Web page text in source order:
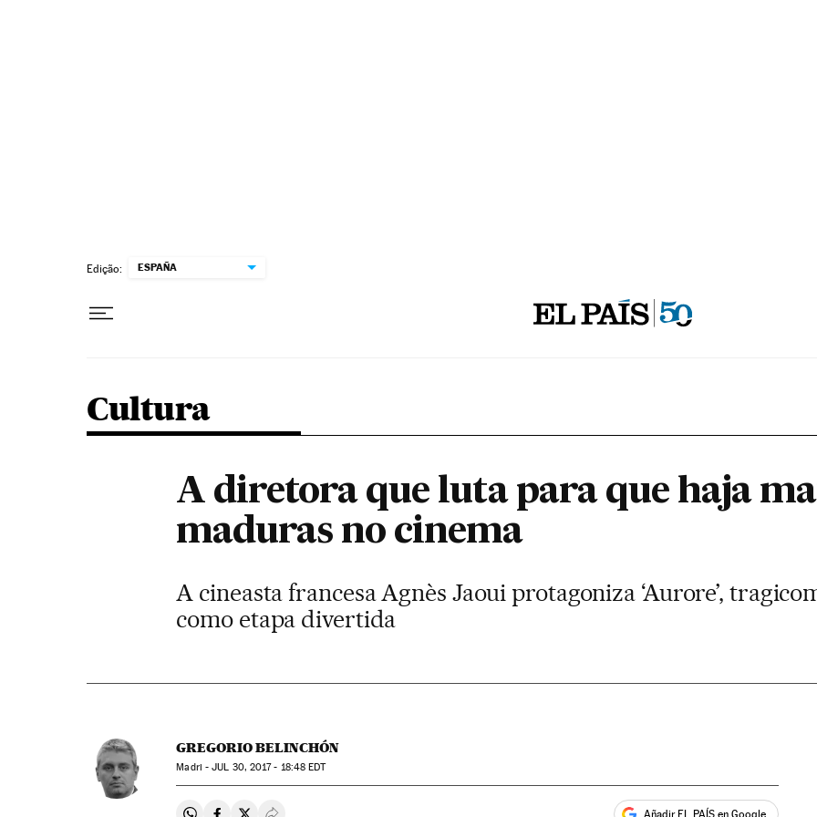
Edição: ESPAÑA
Cultura
A diretora que luta para que haja
maduras no cinema
A cineasta francesa Agnès Jaoui protagoniza ‘Aurore’,
como etapa divertida
GREGORIO BELINCHÓN
Madri -JUL 30, 2017 - 18:48 EDT
Añadir EL PAÍS en Google